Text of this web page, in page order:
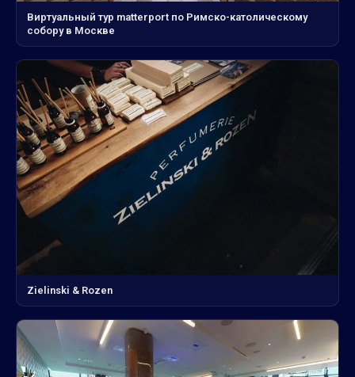
Виртуальный тур matterport по Римско-католическому
собору в Москве
Zielinski & Rozen